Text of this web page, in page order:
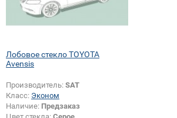
Лобовое стекло TOYOTA
Avensis
Производитель: SAT
Класс: Эконом
Наличие: Предзаказ